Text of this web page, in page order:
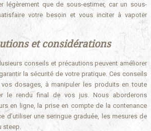
légèrement que de sous-estimer, car un sous-
votre besoin et vous inciter à vapoter
et considérations
conseils et précautions peuvent améliorer
la sécurité de votre pratique. Ces conseils
dosages, à manipuler les produits en toute
le rendu final de vos jus. Nous aborderons
en ligne, la prise en compte de la contenance
d’utiliser une seringue graduée, les mesures de
steep.